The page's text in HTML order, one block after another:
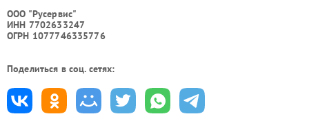
ООО "Русервис"
ИНН 7702633247
ОГРН 1077746335776
Поделиться в соц. сетях: